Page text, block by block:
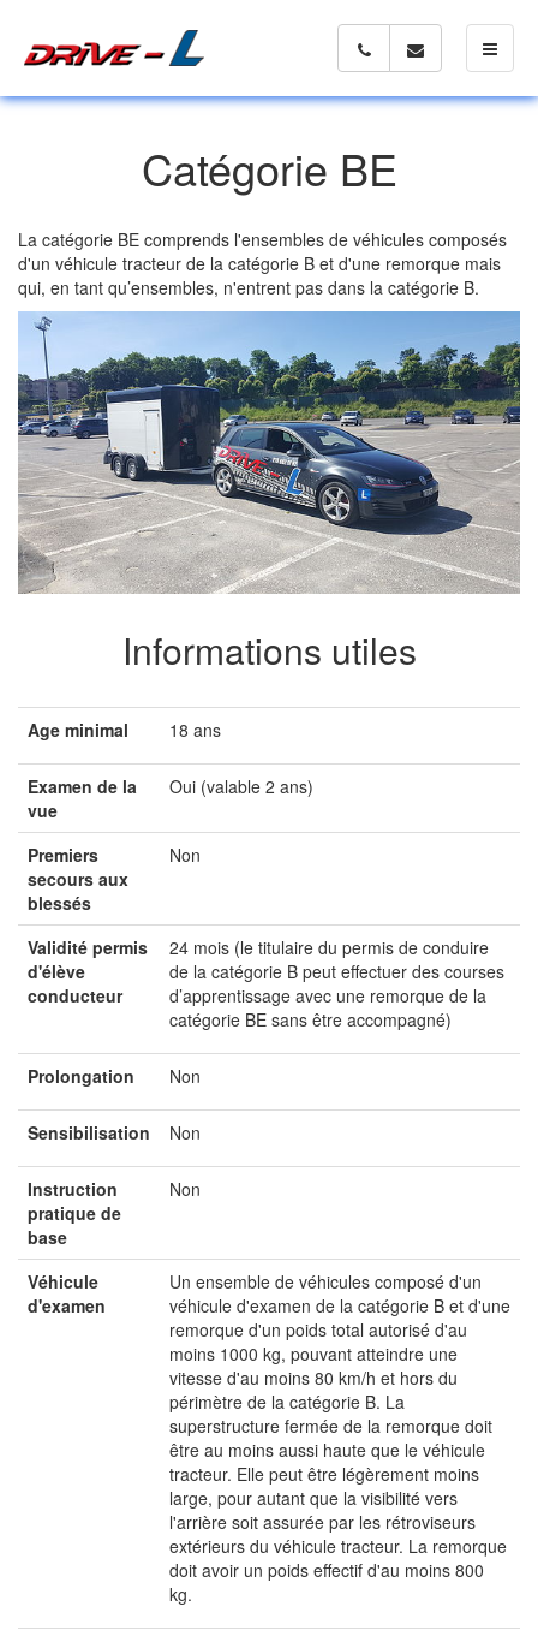
Toggle
Catégorie BE
La catégorie BE comprends l'ensembles de véhicules composés
d'un véhicule tracteur de la catégorie B et d'une remorque mais
qui, en tant qu’ensembles, n'entrent pas dans la catégorie B.
Informations utiles
Age minimal 18 ans
Examen de la
vue
Oui (valable 2 ans)
Premiers
secours aux
blessés
Non
Validité permis
d'élève
conducteur
24 mois (le titulaire du permis de conduire
de la catégorie B peut effectuer des courses
d’apprentissage avec une remorque de la
catégorie BE sans être accompagné)
Prolongation Non
Sensibilisation Non
Instruction
pratique de
base
Non
Véhicule
d'examen
Un ensemble de véhicules composé d'un
véhicule d'examen de la catégorie B et d'une
remorque d'un poids total autorisé d'au
moins 1000 kg, pouvant atteindre une
vitesse d'au moins 80 km/h et hors du
périmètre de la catégorie B. La
superstructure fermée de la remorque doit
être au moins aussi haute que le véhicule
tracteur. Elle peut être légèrement moins
large, pour autant que la visibilité vers
l'arrière soit assurée par les rétroviseurs
extérieurs du véhicule tracteur. La remorque
doit avoir un poids effectif d'au moins 800
kg.